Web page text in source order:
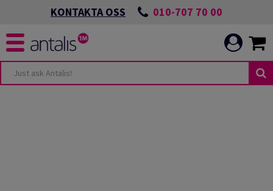
KONTAKTA OSS 010-707 70 00